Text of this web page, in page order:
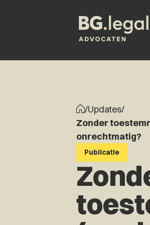
/Updates/
Zonder
onrechtmatig?
Publicatie